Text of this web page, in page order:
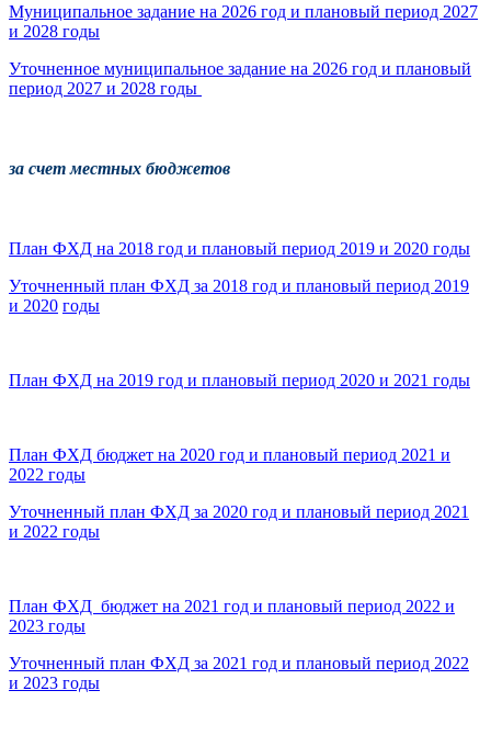
Муниципальное задание на 2026 год и плановый период 2027
и 2028 годы
Уточненное муниципальное задание на 2026 год и плановый
период 2027 и 2028 годы
за счет местных бюджетов
План ФХД на 2018 год и плановый период 2019 и 2020 годы
Уточненный план ФХД за 2018 год и плановый период 2019
и 2020 годы
План ФХД на 2019 год и плановый период 2020 и 2021 годы
План ФХД бюджет на 2020 год и плановый период 2021 и
2022 годы
Уточненный план ФХД за 2020 год и плановый период 2021
и 2022 годы
План ФХД бюджет на 2021 год и плановый период 2022 и
2023 годы
Уточненный план ФХД за 2021 год и плановый период 2022
и 2023 годы